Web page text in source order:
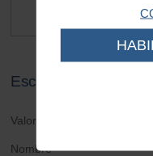
Util montaje segmentos
10.00 €
Escribe tu opinión
Valoración general *
Nombre *